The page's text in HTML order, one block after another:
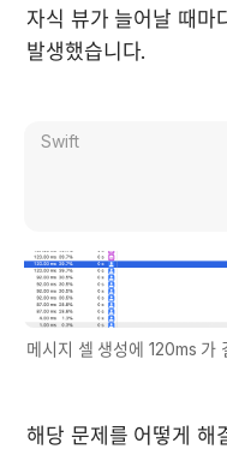
자식 뷰가 늘어날 때마
발생했습니다.
Swift
메시지 셀 생성에 120ms 가
해당 문제를 어떻게